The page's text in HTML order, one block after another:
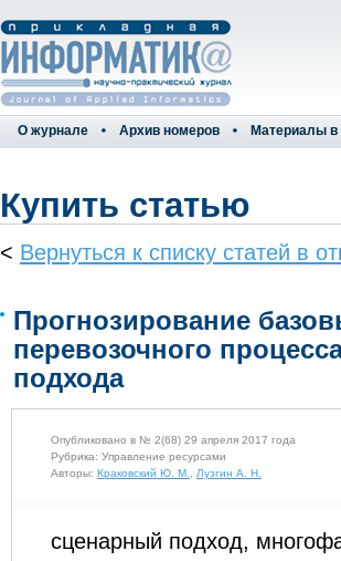
О журнале Архив номеров Материалы в
Купить статью
< Вернуться к списку статей в
Прогнозирование
перевозочного
подхода
Опубликовано в № 2(68) 29 апреля 2017 года
Рубрика: Управление ресурсами
Авторы: Краковский Ю. М., Лузгин А. Н.
сценарный подход,